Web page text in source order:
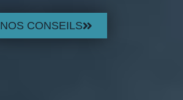
NOS CONSEILS